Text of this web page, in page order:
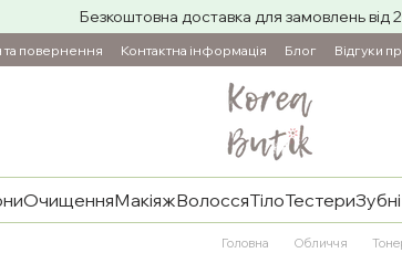
Безкоштовна доставка для замовлень від
та повернення Контактна інформація Блог Відгуки
ОчищенняМакіяжВолоссяТілоТестери
Головна Обличчя